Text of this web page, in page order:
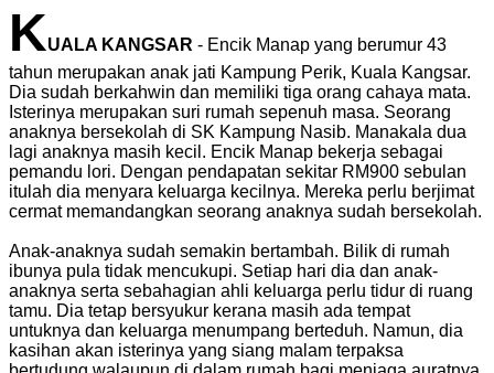
KUALA KANGSAR - Encik Manap yang berumur 43
tahun merupakan anak jati Kampung Perik, Kuala Kangsar.
Dia sudah berkahwin dan memiliki tiga orang cahaya mata.
Isterinya merupakan suri rumah sepenuh masa. Seorang
anaknya bersekolah di SK Kampung Nasib. Manakala dua
lagi anaknya masih kecil. Encik Manap bekerja sebagai
pemandu lori. Dengan pendapatan sekitar RM900 sebulan
itulah dia menyara keluarga kecilnya. Mereka perlu berjimat
cermat memandangkan seorang anaknya sudah bersekolah.
Anak-anaknya sudah semakin bertambah. Bilik di rumah
ibunya pula tidak mencukupi. Setiap hari dia dan anak-
anaknya serta sebahagian ahli keluarga perlu tidur di ruang
tamu. Dia tetap bersyukur kerana masih ada tempat
untuknya dan keluarga menumpang berteduh. Namun, dia
kasihan akan isterinya yang siang malam terpaksa